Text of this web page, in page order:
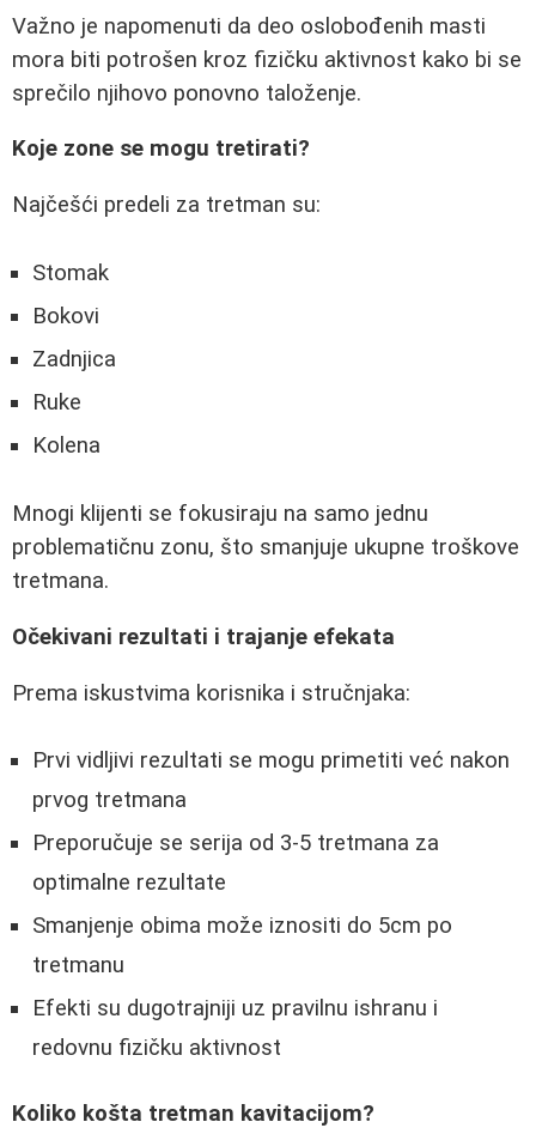
Važno je napomenuti da deo oslobođenih masti
mora biti potrošen kroz fizičku aktivnost kako bi se
sprečilo njihovo ponovno taloženje.
Koje zone se mogu tretirati?
Najčešći predeli za tretman su:
Stomak
Bokovi
Zadnjica
Ruke
Kolena
Mnogi klijenti se fokusiraju na samo jednu
problematičnu zonu, što smanjuje ukupne troškove
tretmana.
Očekivani rezultati i trajanje efekata
Prema iskustvima korisnika i stručnjaka:
Prvi vidljivi rezultati se mogu primetiti već nakon
prvog tretmana
Preporučuje se serija od 3-5 tretmana za
optimalne rezultate
Smanjenje obima može iznositi do 5cm po
tretmanu
Efekti su dugotrajniji uz pravilnu ishranu i
redovnu fizičku aktivnost
Koliko košta tretman kavitacijom?